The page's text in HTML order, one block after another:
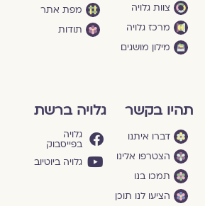
צוות גלויה
מרכז גלויה
מילון מושגים
מפת אתר
תודות
תהיו בקשר
דברו איתנו
הצטרפו אלינו
תמכו בנו
הציעו לנו תוכן
גלויה ברשת
גלויה
בפייסבוק
גלויה ביוטיוב